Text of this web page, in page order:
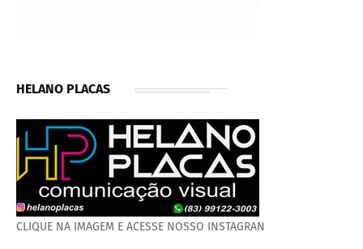
HELANO PLACAS
CLIQUE NA IMAGEM E ACESSE NOSSO INSTAGRAN